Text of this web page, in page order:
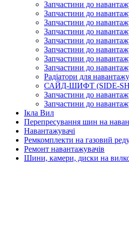
Запчастини до
Запчастини до
Запчастини до
Запчастини до
Запчастини до
Запчастини до
Запчастини до
Запчастини до
Радіатори для
САЙД-ШИФТ (SIDE-
Запчастини до
Запчастини до
Ікла Вил
Перепресування шин на
Навантажувачі
Ремкомплекти на газовий
Ремонт навантажувачів
Шини, камери, диски на